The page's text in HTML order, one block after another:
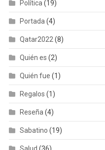
Política (19)
Portada (4)
Qatar2022 (8)
Quién es (2)
Quién fue (1)
Regalos (1)
Reseña (4)
Sabatino (19)
Salud (36)